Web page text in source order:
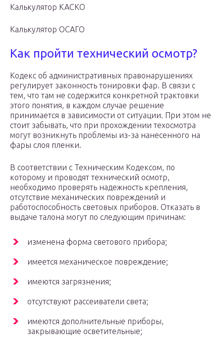
Калькулятор КАСКО
Калькулятор ОСАГО
Как пройти технический осмотр?
Кодекс об административных правонарушениях
регулирует законность тонировки фар. В связи с
тем, что там не содержится конкретной трактовки
этого понятия, в каждом случае решение
принимается в зависимости от ситуации. При этом не
стоит забывать, что при прохождении техосмотра
могут возникнуть проблемы из-за нанесенного на
фары слоя пленки.
В соответствии с Техническим Кодексом, по
которому и проводят технический осмотр,
необходимо проверять надежность крепления,
отсутствие механических повреждений и
работоспособность световых приборов. Отказать в
выдаче талона могут по следующим причинам:
изменена форма светового прибора;
имеется механическое повреждение;
имеются загрязнения;
отсутствуют рассеиватели света;
имеются дополнительные приборы,
закрывающие осветительные;